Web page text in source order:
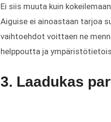
Ei siis muuta kuin
Aiguise ei ainoastaan tarjoa
vaihtoehdot voittaen ne
helppoutta ja
3. Laadukas